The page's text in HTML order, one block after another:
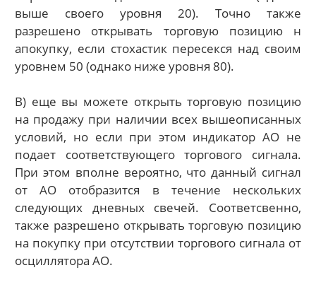
выше своего уровня 20). Точно также
разрешено открывать торговую позицию н
апокупку, если стохастик пересекся над своим
уровнем 50 (однако ниже уровня 80).
В) еще вы можете открыть торговую позицию
на продажу при наличии всех вышеописанных
условий, но если при этом индикатор АО не
подает соответствующего торгового сигнала.
При этом вполне вероятно, что данный сигнал
от АО отобразится в течение нескольких
следующих дневных свечей. Соответсвенно,
также разрешено открывать торговую позицию
на покупку при отсутствии торгового сигнала от
осциллятора АО.